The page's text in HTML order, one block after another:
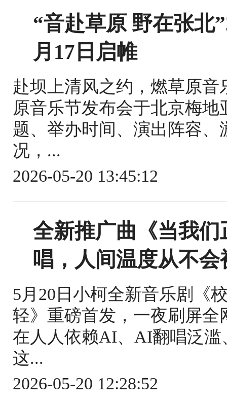
“音赴草原 野在张北
月17日启帷
赴坝上清风之约，燃草原音
原音乐节发布会于北京梅
题、举办时间、演出阵容
况，...
2026-05-20 13:45:12
全新推广曲《当我
唱，人间温度从不会
5月20日小柯全新音乐剧《
轻》重磅首发，一夜刷屏
在人人依赖AI、AI翻唱泛
这...
2026-05-20 12:28:52